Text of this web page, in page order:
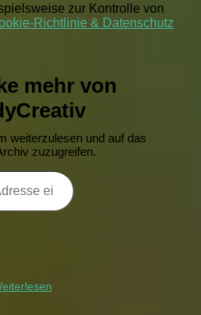
zur Kontrolle von
Richtlinie & Datenschutz
mehr von
weiterzulesen und auf das
zuzugreifen.